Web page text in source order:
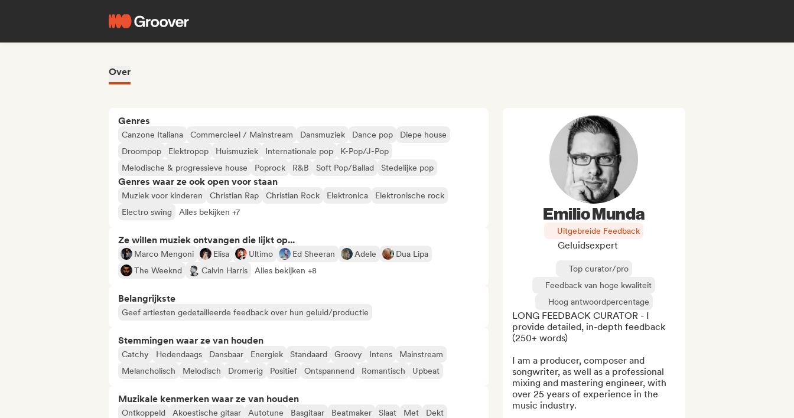
Over
Genres
Canzone Italiana Commercieel / Mainstream Dansmuziek Dance pop
Diepe house
Droompop
Elektropop Huismuziek Internationale pop
K-Pop/J-Pop
Melodische & progressieve house
Poprock R&B Soft Pop/Ballad Stedelijke pop
Genres waar ze ook open voor staan
Muziek voor kinderen Christian Rap Christian Rock Elektronica
Elektronische rock
Electro swing
Alles bekijken +7
Ze willen muziek ontvangen die lijkt op...
Marco Mengoni Elisa Ultimo Ed Sheeran Adele
Dua Lipa
The Weeknd
Calvin Harris Alles bekijken +8
Belangrijkste
Geef artiesten gedetailleerde feedback over hun geluid/productie
Stemmingen waar ze van houden
Catchy Hedendaags Dansbaar Energiek Standaard Groovy Intens
Mainstream
Melancholisch
Melodisch Dromerig Positief Ontspannend Romantisch Upbeat
Muzikale kenmerken waar ze van houden
Ontkoppeld Akoestische gitaar Autotune Basgitaar Beatmaker Slaat Met
Dekt
Emilio Munda
Uitgebreide Feedback
Geluidsexpert
Top curator/pro
Feedback van hoge kwaliteit
Hoog antwoordpercentage
LONG FEEDBACK CURATOR - I
provide detailed, in-depth feedback
(250+ words)
I am a producer, composer and
songwriter, as well as a professional
mixing and mastering engineer, with
over 25 years of experience in the
music industry.